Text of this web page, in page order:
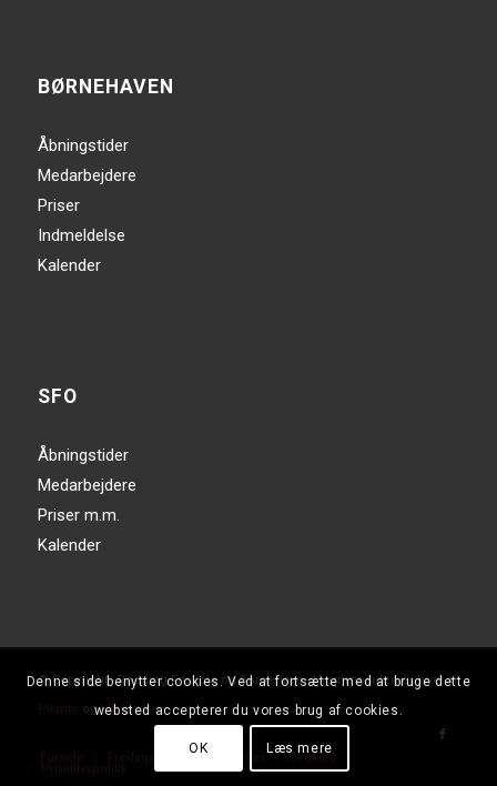
BØRNEHAVEN
Åbningstider
Medarbejdere
Priser
Indmeldelse
Kalender
SFO
Åbningstider
Medarbejdere
Priser m.m.
Kalender
© Copyright - Rødding Friskole og Børnehave - Hjemmesiden er lavet af
Pilanto ogVæksteriet
Forside Fredagshilsen Nyheder Cookies
Privatlivspolitik
Denne side benytter cookies. Ved at fortsætte med at bruge dette
websted accepterer du vores brug af cookies.
OK Læs mere